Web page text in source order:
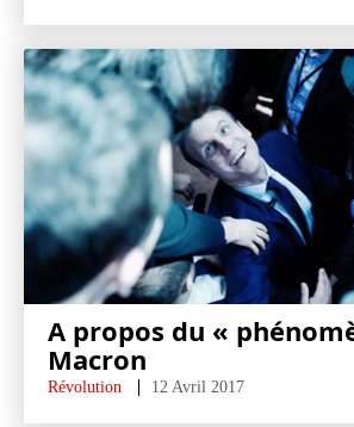
A propos du «
Macron
Révolution 12 Avril 2017